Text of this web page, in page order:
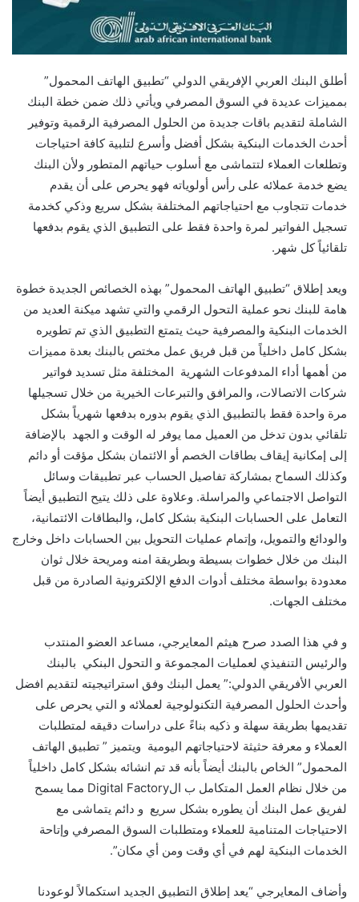
أطلق البنك العربي الإفريقي الدولي “تطبيق الهاتف المحمول”
بمميزات عديدة في السوق المصرفي ويأتي ذلك ضمن خطة البنك
الشاملة لتقديم باقات جديدة من الحلول المصرفية الرقمية وتوفير
أحدث الخدمات البنكية بشكل أفضل وأسرع لتلبية كافة احتياجات
وتطلعات العملاء لتتماشى مع أسلوب حياتهم المتطور ولأن البنك
يضع خدمة عملائه على رأس أولوياته فهو يحرص على أن يقدم
خدمات تتجاوب مع احتياجاتهم المختلفة بشكل سريع وذكي كخدمة
تسجيل الفواتير لمرة واحدة فقط على التطبيق الذي يقوم بدفعها
تلقائياً كل شهر.
ويعد إطلاق “تطبيق الهاتف المحمول” بهذه الخصائص الجديدة خطوة
هامة للبنك نحو عملية التحول الرقمي والتي تشهد ميكنة العديد من
الخدمات البنكية والمصرفية حيث يتمتع التطبيق الذي تم تطويره
بشكل كامل داخلياً من قبل فريق عمل مختص بالبنك بعدة مميزات
من أهمها أداء المدفوعات الشهرية المختلفة مثل تسديد فواتير
شركات الاتصالات، والمرافق والتبرعات الخيرية من خلال تسجيلها
مرة واحدة فقط بالتطبيق الذي يقوم بدوره بدفعها شهرياً بشكل
تلقائي بدون تدخل من العميل مما يوفر له الوقت و الجهد بالإضافة
إلى إمكانية إيقاف بطاقات الخصم أو الائتمان بشكل مؤقت أو دائم
وكذلك السماح بمشاركة تفاصيل الحساب عبر تطبيقات وسائل
التواصل الاجتماعي والمراسلة. وعلاوة على ذلك يتيح التطبيق أيضاً
التعامل على الحسابات البنكية بشكل كامل، والبطاقات الائتمانية،
والودائع والتمويل، وإتمام عمليات التحويل بين الحسابات داخل وخارج
البنك من خلال خطوات بسيطة وبطريقة امنه ومريحة خلال ثوان
معدودة بواسطة مختلف أدوات الدفع الإلكترونية الصادرة من قبل
مختلف الجهات.
و في هذا الصدد صرح هيثم المعايرجي، مساعد العضو المنتدب
والرئيس التنفيذي لعمليات المجموعة و التحول البنكي بالبنك
العربي الأفريقي الدولي:” يعمل البنك وفق استراتيجيته لتقديم افضل
وأحدث الحلول المصرفية التكنولوجية لعملائه و التي يحرص على
تقديمها بطريقة سهلة و ذكيه بناءً على دراسات دقيقه لمتطلبات
العملاء و معرفة حثيثة لاحتياجاتهم اليومية ويتميز ” تطبيق الهاتف
المحمول” الخاص بالبنك أيضاً بأنه قد تم انشائه بشكل كامل داخلياً
من خلال نظام العمل المتكامل ب الDigital Factory مما يسمح
لفريق عمل البنك أن يطوره بشكل سريع و دائم يتماشى مع
الاحتياجات المتنامية للعملاء ومتطلبات السوق المصرفي وإتاحة
الخدمات البنكية لهم في أي وقت ومن أي مكان”.
وأضاف المعايرجي “يعد إطلاق التطبيق الجديد استكمالاً لوعودنا